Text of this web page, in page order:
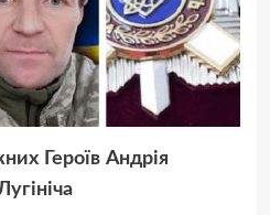
Героїв Андрія